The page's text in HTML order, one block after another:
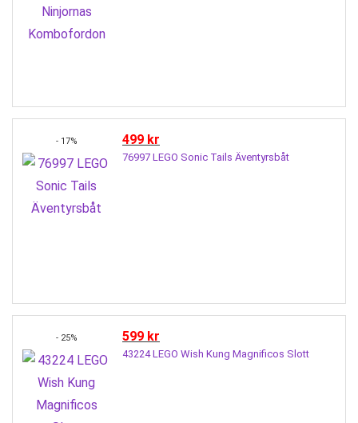
- 17% 499 kr
76997 LEGO Sonic Tails Äventyrsbåt
- 25% 599 kr
43224 LEGO Wish Kung Magnificos Slott